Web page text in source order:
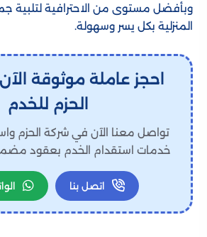
وبأفضل مستوى من الاحترافية لتلبية
المنزلية بكل يسر وسهولة.
احجز عاملة موثوقة
الحزم للخدم
تواصل معنا الآن في شركة الحزم
خدمات استقدام الخدم بعقود
اتصل بنا